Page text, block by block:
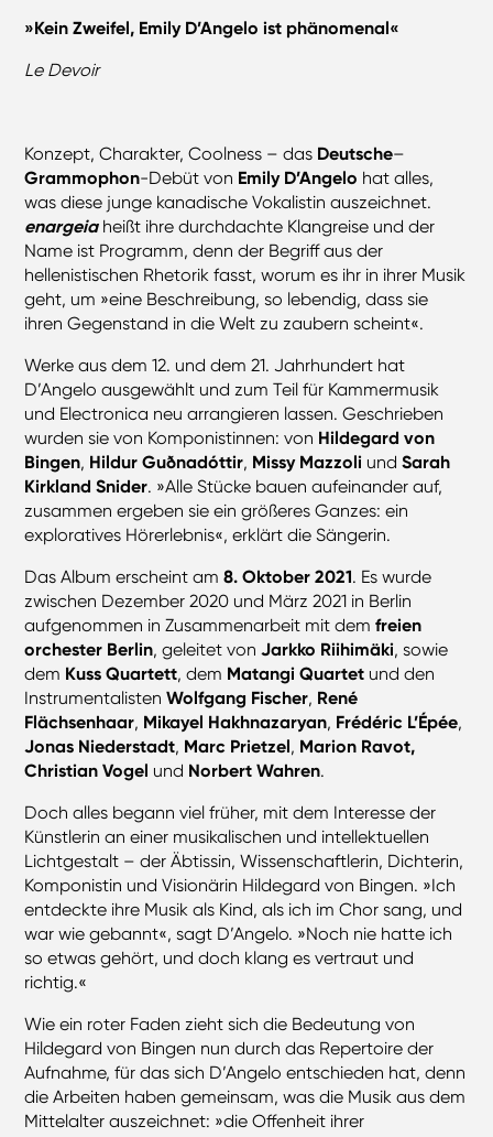
»Kein Zweifel, Emily D’Angelo ist phänomenal«
Le Devoir
Konzept, Charakter, Coolness – das Deutsche–
Grammophon-Debüt von Emily D’Angelo hat alles,
was diese junge kanadische Vokalistin auszeichnet.
enargeiaheißt ihre durchdachte Klangreise und der
Name ist Programm, denn der Begriff aus der
hellenistischen Rhetorik fasst, worum es ihr in ihrer Musik
geht, um »eine Beschreibung, so lebendig, dass sie
ihren Gegenstand in die Welt zu zaubern scheint«.
Werke aus dem 12. und dem 21. Jahrhundert hat
D’Angelo ausgewählt und zum Teil für Kammermusik
und Electronica neu arrangieren lassen. Geschrieben
wurden sie von Komponistinnen: von Hildegard von
Bingen, Hildur Guðnadóttir, Missy Mazzoli undSarah
Kirkland Snider. »Alle Stücke bauen aufeinander auf,
zusammen ergeben sie ein größeres Ganzes: ein
exploratives Hörerlebnis«, erklärt die Sängerin.
Das Album erscheint am8. Oktober 2021. Es wurde
zwischen Dezember 2020 und März 2021 in Berlin
aufgenommen in Zusammenarbeit mit demfreien
orchester Berlin, geleitet vonJarkko Riihimäki, sowie
dem Kuss Quartett, dem Matangi Quartet und den
InstrumentalistenWolfgang Fischer, René
Flächsenhaar, Mikayel Hakhnazaryan, Frédéric L’Épée,
Jonas Niederstadt, Marc Prietzel, Marion Ravot,
Christian Vogel und Norbert Wahren.
Doch alles begann viel früher, mit dem Interesse der
Künstlerin an einer musikalischen und intellektuellen
Lichtgestalt – der Äbtissin, Wissenschaftlerin, Dichterin,
Komponistin und Visionärin Hildegard von Bingen. »Ich
entdeckte ihre Musik als Kind, als ich im Chor sang, und
war wie gebannt«, sagt D’Angelo. »Noch nie hatte ich
so etwas gehört, und doch klang es vertraut und
richtig.«
Wie ein roter Faden zieht sich die Bedeutung von
Hildegard von Bingen nun durch das Repertoire der
Aufnahme, für das sich D’Angelo entschieden hat, denn
die Arbeiten haben gemeinsam, was die Musik aus dem
Mittelalter auszeichnet: »die Offenheit ihrer